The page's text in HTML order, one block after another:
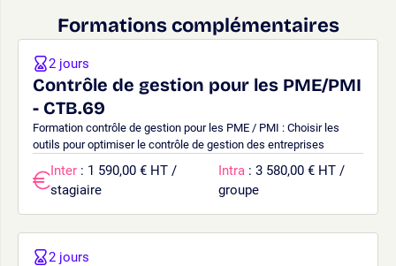
Formations complémentaires
Contrôle de gestion pour les PME/PMI
- CTB.69
Formation contrôle de gestion pour les PME / PMI : Choisir les
outils pour optimiser le contrôle de gestion des entreprises
2 jours
Inter : 1 590,00 € HT /
stagiaire
Intra : 3 580,00 € HT /
groupe
2 jours